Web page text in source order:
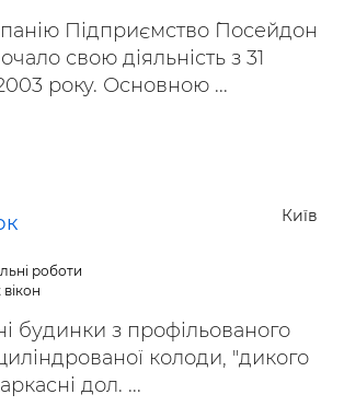
Підприємство `Посейдон
свою діяльність з 31
року. Основною ...
Київ
роботи
будинки з профільованого
колоди, "дикого
дол. ...